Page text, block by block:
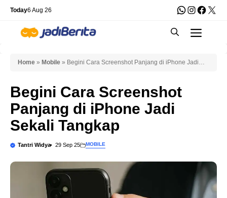
Skip
content
Today6 Aug 26 WhatsApp
X
Home » Mobile » Begini Cara Screenshot Panjang di iPhone Jadi
Begini Cara Screenshot
Panjang di iPhone Jadi
Sekali Tangkap
Tantri Widya 29 Sep 25 MOBILE